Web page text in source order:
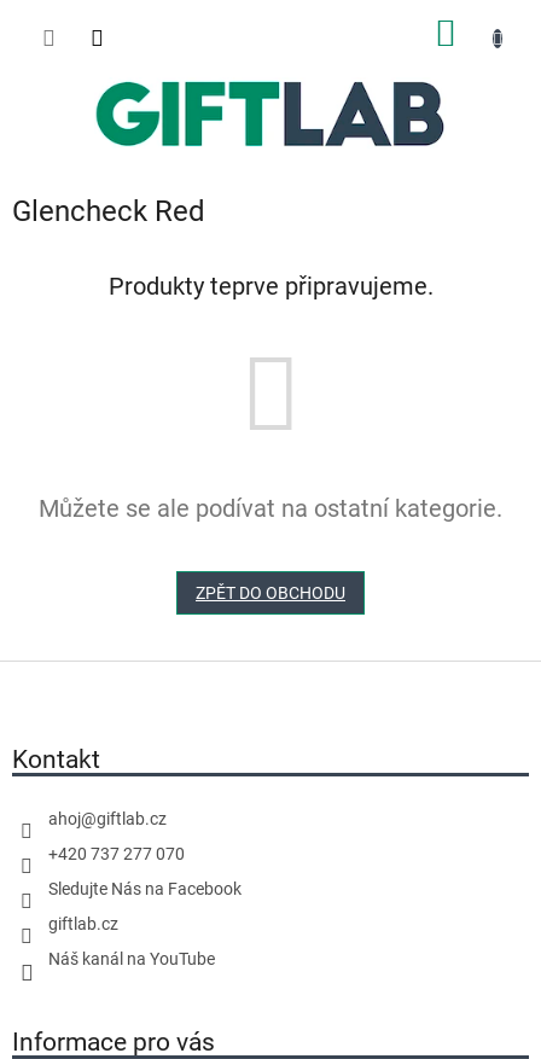
Glencheck Red
Produkty teprve připravujeme.
Můžete se ale podívat na ostatní kategorie.
ZPĚT DO OBCHODU
Kontakt
ahoj@giftlab.cz
+420 737 277 070
Sledujte Nás na Facebook
giftlab.cz
Náš kanál na YouTube
Informace pro vás